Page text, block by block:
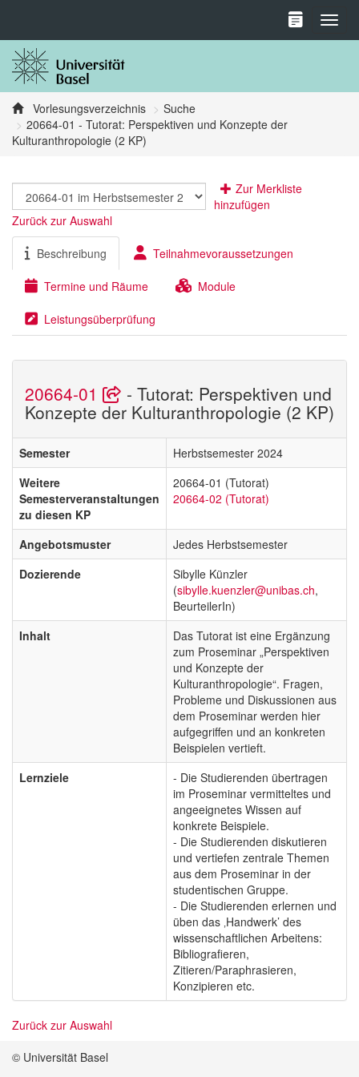
Vorlesungsverzeichnis
Suche
20664-01 - Tutorat: Perspektiven und Konzepte der
Kulturanthropologie (2 KP)
Zur Merkliste
hinzufügen
Zurück zur Auswahl
Beschreibung Teilnahmevoraussetzungen
Termine und Räume Module
Leistungsüberprüfung
20664-01 - Tutorat: Perspektiven und
Konzepte der Kulturanthropologie (2 KP)
Semester
Herbstsemester 2024
Weitere
Semesterveranstaltungen
zu diesen KP
20664-01 (Tutorat)
20664-02 (Tutorat)
Angebotsmuster
Jedes Herbstsemester
Dozierende
Sibylle Künzler
(sibylle.kuenzler@unibas.ch,
BeurteilerIn)
Inhalt
Das Tutorat ist eine Ergänzung
zum Proseminar „Perspektiven
und Konzepte der
Kulturanthropologie“. Fragen,
Probleme und Diskussionen aus
dem Proseminar werden hier
aufgegriffen und an konkreten
Beispielen vertieft.
Lernziele
- Die Studierenden übertragen
im Proseminar vermitteltes und
angeeignetes Wissen auf
konkrete Beispiele.
- Die Studierenden diskutieren
und vertiefen zentrale Themen
aus dem Proseminar in der
studentischen Gruppe.
- Die Studierenden erlernen und
üben das ‚Handwerk’ des
wissenschaftlichen Arbeitens:
Bibliografieren,
Zitieren/Paraphrasieren,
Konzipieren etc.
Zurück zur Auswahl
© Universität Basel